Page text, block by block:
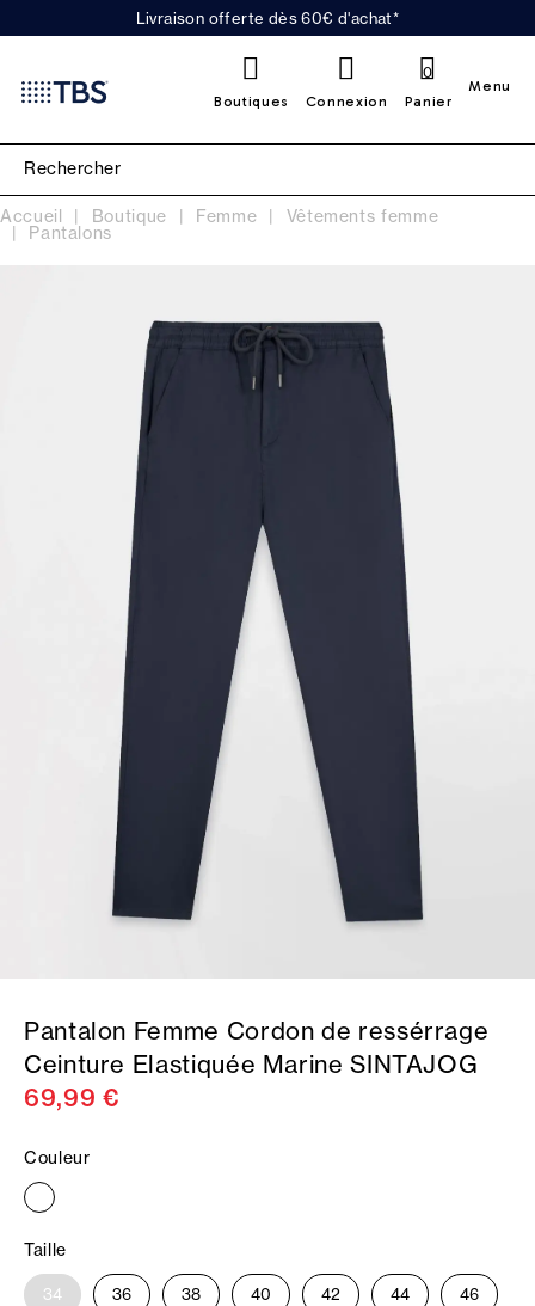
Livraison offerte dès 60€ d'achat*
Boutiques Connexion Panier
0
Menu
Accueil Boutique Femme Vêtements femme
Pantalons
Pantalon Femme Cordon de ressérrage
Ceinture Elastiquée Marine SINTAJOG
69,99 €
Couleur
Taille
34 36 38 40 42 44 46